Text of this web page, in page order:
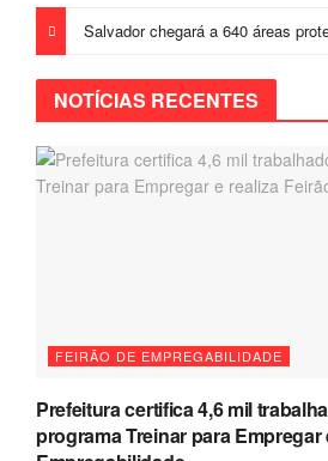
NOTÍCIAS RECENTES
FEIRÃO DE EMPREGABILIDADE
Prefeitura certifica 4,6 mil
programa Treinar para Empregar